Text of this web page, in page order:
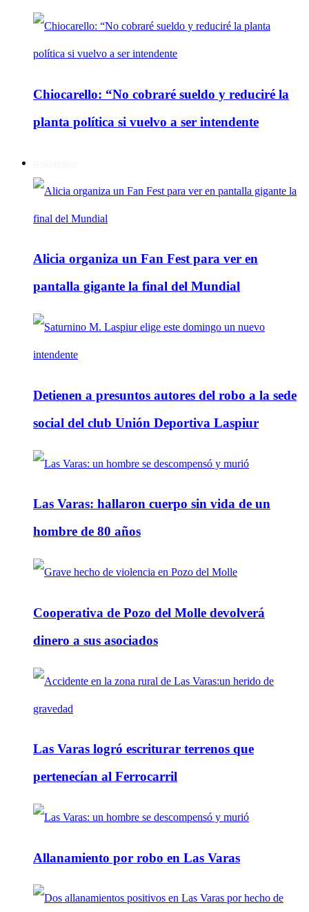
Chiocarello: “No cobraré sueldo y reduciré la
planta política si vuelvo a ser intendente
Alicia organiza un Fan Fest para ver en
pantalla gigante la final del Mundial
Detienen a presuntos autores del robo a la sede
social del club Unión Deportiva Laspiur
Las Varas: hallaron cuerpo sin vida de un
hombre de 80 años
Cooperativa de Pozo del Molle devolverá
dinero a sus asociados
Las Varas logró escriturar terrenos que
pertenecían al Ferrocarril
Allanamiento por robo en Las Varas